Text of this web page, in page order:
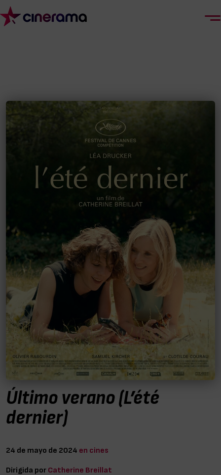
Último verano (L’été
dernier)
24 de mayo de 2024 en cines
Dirigida por Catherine Breillat